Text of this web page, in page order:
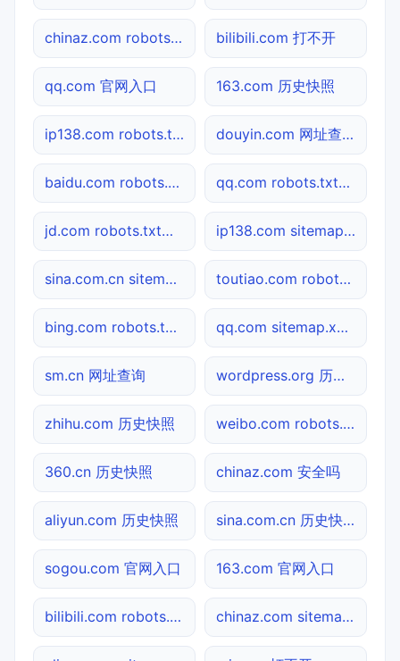
chinaz.com robots.txt检测 bilibili.com 打不开
qq.com 官网入口 163.com 历史快照
ip138.com robots.txt检测 douyin.com 网址查询
baidu.com robots.txt检测 qq.com robots.txt检测
jd.com robots.txt检测 ip138.com sitemap.xml检测
sina.com.cn sitemap.xml检测 toutiao.com robots.txt检测
bing.com robots.txt检测 qq.com sitemap.xml检测
sm.cn 网址查询 wordpress.org 历史快照
zhihu.com 历史快照 weibo.com robots.txt检测
360.cn 历史快照 chinaz.com 安全吗
aliyun.com 历史快照 sina.com.cn 历史快照
sogou.com 官网入口 163.com 官网入口
bilibili.com robots.txt检测 chinaz.com sitemap.xml检测